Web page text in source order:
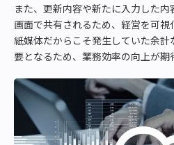
また、更新内容や新たに入力した
画面で共有されるため、経営を可視
紙媒体だからこそ発生していた余
要となるため、業務効率の向上が期